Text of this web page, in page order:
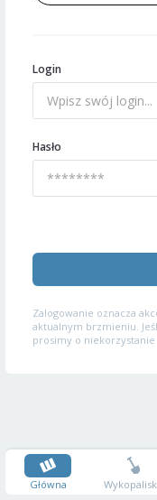
Login
Hasło
Zalogowanie oznacza
aktualnym brzmieniu.
prosimy o niekorzystanie
Główna